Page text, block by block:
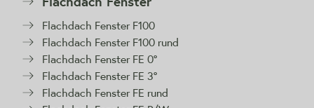
Flachdach Fenster F100
Flachdach Fenster F100 rund
Flachdach Fenster FE 0°
Flachdach Fenster FE 3°
Flachdach Fenster FE rund